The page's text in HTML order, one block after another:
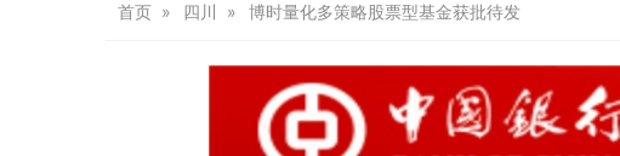
首页 四川 博时量化多策略股票型基金获批待发